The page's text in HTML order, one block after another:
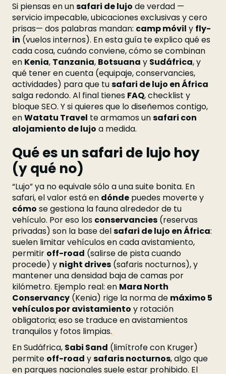
Si piensas en unsafari de lujo de verdad —
servicio impecable, ubicaciones exclusivas y cero
prisas— dos palabras mandan: camp móvil y fly-
in (vuelos internos). En esta guía te explico qué es
cada cosa, cuándo conviene, cómo se combinan
en Kenia, Tanzania, Botsuana y Sudáfrica, y
qué tener en cuenta (equipaje, conservancies,
actividades) para que tusafari de lujo en África
salga redondo. Al final tienes FAQ, checklist y
bloque SEO. Y si quieres que lo diseñemos contigo,
enWatatu Travel te armamos unsafari con
alojamiento de lujo a medida.
Qué es un safari de lujo hoy
(y qué no)
“Lujo” ya no equivale sólo a una suite bonita. En
safari, el valor está en dónde puedes moverte y
cómo se gestiona la fauna alrededor de tu
vehículo. Por eso los conservancies (reservas
privadas) son la base delsafari de lujo en África:
suelen limitar vehículos en cada avistamiento,
permitir off-road (salirse de pista cuando
procede) y night drives (safaris nocturnos), y
mantener una densidad baja de camas por
kilómetro. Ejemplo real: en Mara North
Conservancy (Kenia) rige la norma de máximo 5
vehículos por avistamiento y rotación
obligatoria; eso se traduce en avistamientos
tranquilos y fotos limpias.
En Sudáfrica, Sabi Sand (limítrofe con Kruger)
permite off-road ysafaris nocturnos, algo que
en parques nacionales suele estar prohibido. El